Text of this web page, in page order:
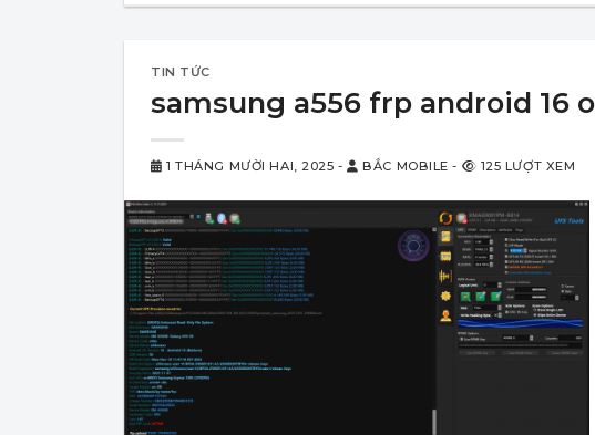
TIN TỨC
samsung a556 frp android 16
1 THÁNG MƯỜI HAI, 2025 - BẮC MOBILE - 125 LƯỢT XEM